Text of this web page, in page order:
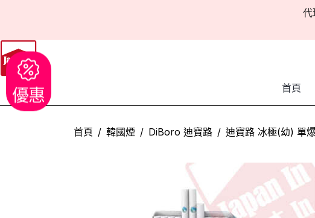
代
首頁
首頁 韓國煙 DiBoro 迪寶路 迪寶路 冰極(幼) 單
優惠